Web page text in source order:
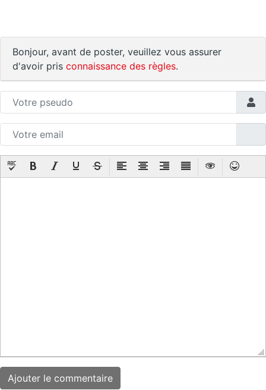
Bonjour, avant de poster, veuillez vous assurer
d'avoir pris connaissance des règles.